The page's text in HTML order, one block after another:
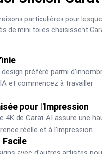
particulières pour
de mini toiles choisissent
préféré parmi
et commencez à travailler
pour l'Impression
4K de Carat AI assure une
réelle et à l'impression.
Facile